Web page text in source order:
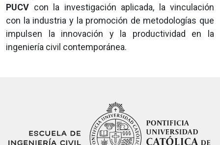
PUCV con la investigación aplicada, la vinculación
con la industria y la promoción de metodologías que
impulsen la innovación y la productividad en la
ingeniería civil contemporánea.